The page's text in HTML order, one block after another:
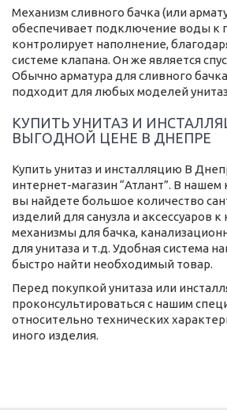
Механизм сливного бачка (или
обеспечивает подключение воды к
контролирует наполнение,
системе клапана. Он же является
Обычно арматура для сливного
подходит для любых моделей
КУПИТЬ УНИТАЗ И
ВЫГОДНОЙ ЦЕНЕ В ДНЕПРЕ
Купить унитаз и инсталляцию В
интернет-магазин “Атлант”. В нашем
вы найдете большое количество
изделий для санузла и аксессуаров
механизмы для бачка,
для унитаза и т.д. Удобная система
быстро найти необходимый товар.
Перед покупкой унитаза или
проконсультироваться с нашим
относительно технических
иного изделия.